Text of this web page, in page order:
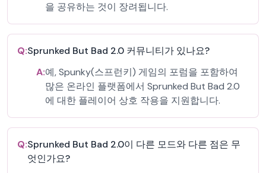
을 공유하는 것이 장려됩니다.
Q:Sprunked But Bad 2.0 커뮤니티가 있나요?
A:예, Spunky(스프런키) 게임의 포럼을 포함하여
많은 온라인 플랫폼에서 Sprunked But Bad 2.0
에 대한 플레이어 상호 작용을 지원합니다.
Q:Sprunked But Bad 2.0이 다른 모드와 다른 점은 무
엇인가요?